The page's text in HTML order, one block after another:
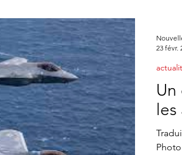
Dossier spécial MUFON
Observation ARCHIVES
CONTACTS Appel à témoin
les
Photo :
23 févr.